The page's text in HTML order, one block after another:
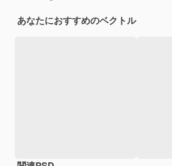
あなたにおすすめのベクトル